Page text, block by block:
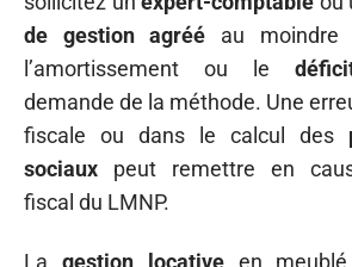
de gestion agréé au moindre
l’amortissement ou le
demande de la méthode. Une
fiscale ou dans le calcul des
sociaux peut remettre en
fiscal du LMNP.
La gestion locativeen meublé